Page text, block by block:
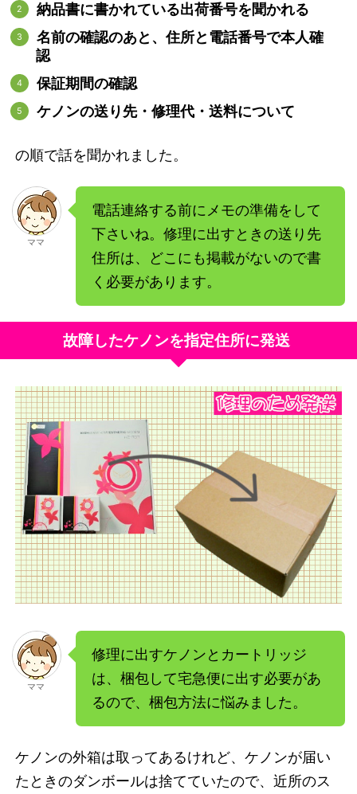
納品書に書かれている出荷番号を聞かれる
名前の確認のあと、住所と電話番号で本人確
認
保証期間の確認
ケノンの送り先・修理代・送料について
の順で話を聞かれました。
ママ
電話連絡する前にメモの準備をして
下さいね。修理に出すときの送り先
住所は、どこにも掲載がないので書
く必要があります。
故障したケノンを指定住所に発送
ママ
修理に出すケノンとカートリッジ
は、梱包して宅急便に出す必要があ
るので、梱包方法に悩みました。
ケノンの外箱は取ってあるけれど、ケノンが届い
たときのダンボールは捨てていたので、近所のス